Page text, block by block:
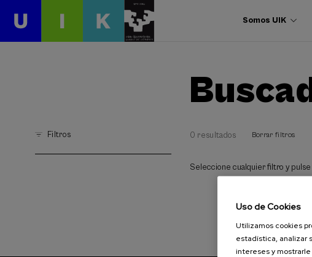
Somos UIK
Filtros 0 resultados Borrar filtros
Seleccione cualquier filtro y
Uso de Cookies
Utilizamos cookies
estadística, analizar
intereses y